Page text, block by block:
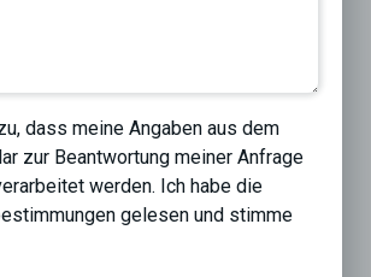
dass meine Angaben aus dem
zur Beantwortung meiner Anfrage
werden. Ich habe die
gelesen und stimme